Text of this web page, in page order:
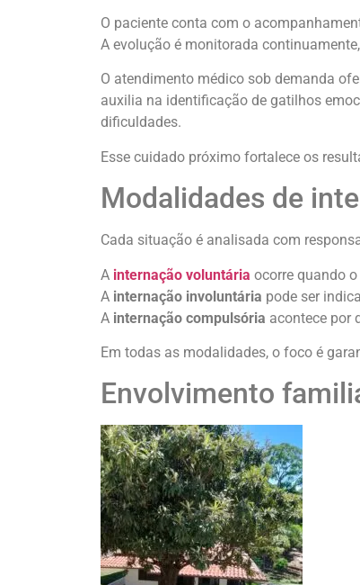
O paciente conta com o
A evolução é monitorada
O atendimento médico sob demanda
auxilia na identificação de gatilhos
dificuldades.
Esse cuidado próximo fortalece os
Modalidades de
Cada situação é analisada com
A internação voluntária ocorre quando
A internação involuntária pode ser
A internação compulsória acontece por
Em todas as modalidades, o foco é
Envolvimento